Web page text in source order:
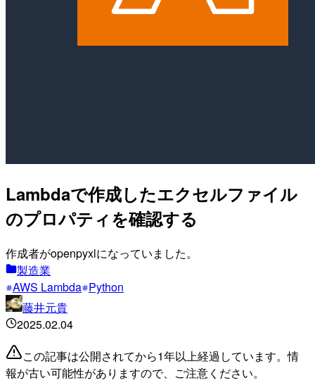
Lambdaで作成したエクセルファイル
のプロパティを確認する
作成者がopenpyxlになっていました。
製造業
AWS Lambda Python
藤井元貴
2025.02.04
この記事は公開されてから1年以上経過しています。情
報が古い可能性がありますので、ご注意ください。